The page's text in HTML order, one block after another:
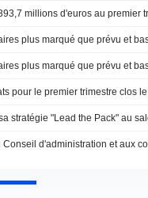
millions d'euros au premier
d'administration et aux